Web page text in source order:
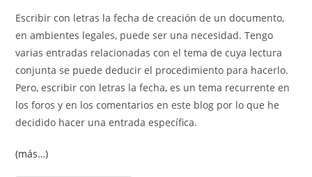
entrada:
Escribir con letras la fecha de creación de un documento,
en ambientes legales, puede ser una necesidad. Tengo
varias entradas relacionadas con el tema de cuya lectura
conjunta se puede deducir el procedimiento para hacerlo.
Pero, escribir con letras la fecha, es un tema recurrente en
los foros y en los comentarios en este blog por lo que he
decidido hacer una entrada específica.
(más…)